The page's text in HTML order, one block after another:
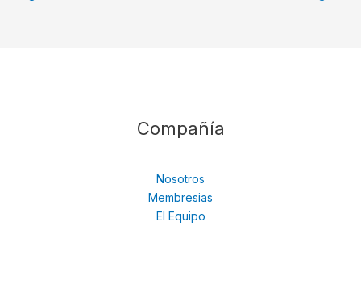
Compañía
Nosotros
Membresias
El Equipo